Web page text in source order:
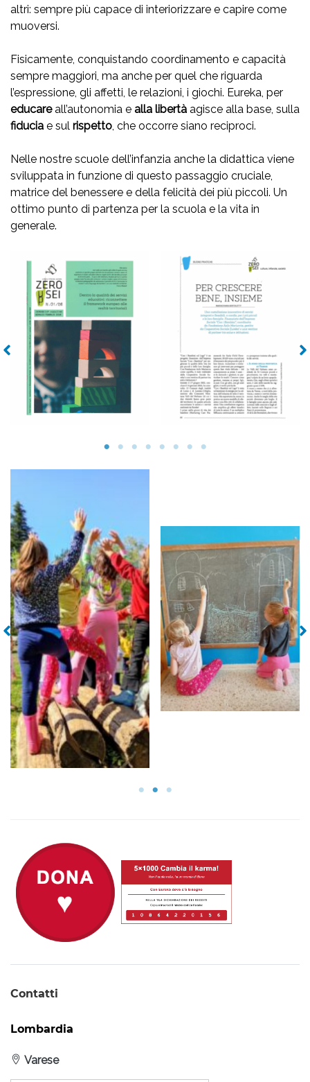
altri: sempre più capace di interiorizzare e capire come
muoversi.
Fisicamente, conquistando coordinamento e capacità
sempre maggiori, ma anche per quel che riguarda
l’espressione, gli affetti, le relazioni, i giochi. Eureka, per
educareall’autonomia e alla libertà agisce alla base, sulla
fiducia e sul rispetto, che occorre siano reciproci.
Nelle nostre scuole dell’infanzia anche la didattica viene
sviluppata in funzione di questo passaggio cruciale,
matrice del benessere e della felicità dei più piccoli. Un
ottimo punto di partenza per la scuola e la vita in
generale.
Contatti
Lombardia
Varese